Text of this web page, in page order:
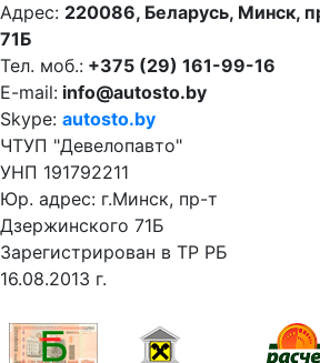
Адрес: 220086, Беларусь, Минск,
71Б
Тел. моб.: +375 (29) 161-99-16
E-mail: info@autosto.by
Skype: autosto.by
ЧТУП "Девелопавто"
УНП 191792211
Юр. адрес: г.Минск, пр-т
Дзержинского 71Б
Зарегистрирован в ТР РБ
16.08.2013 г.